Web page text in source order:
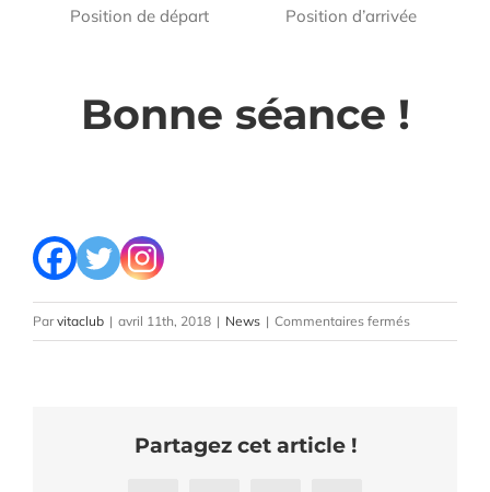
Position de départ Position d’arrivée
Bonne séance !
Parvitaclub | avril 11th, 2018 | News | Commentaires ferméssur
Conseils
Partagez cet article !